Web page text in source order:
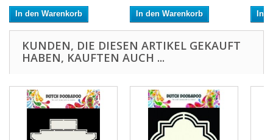
In den Warenkorb In den Warenkorb In
KUNDEN, DIE DIESEN ARTIKEL GEKAUFT
HABEN, KAUFTEN AUCH ...